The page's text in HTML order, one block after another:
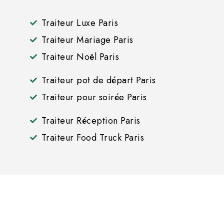
Traiteur Luxe Paris
Traiteur Mariage Paris
Traiteur Noël Paris
Traiteur pot de départ Paris
Traiteur pour soirée Paris
Traiteur Réception Paris
Traiteur Food Truck Paris